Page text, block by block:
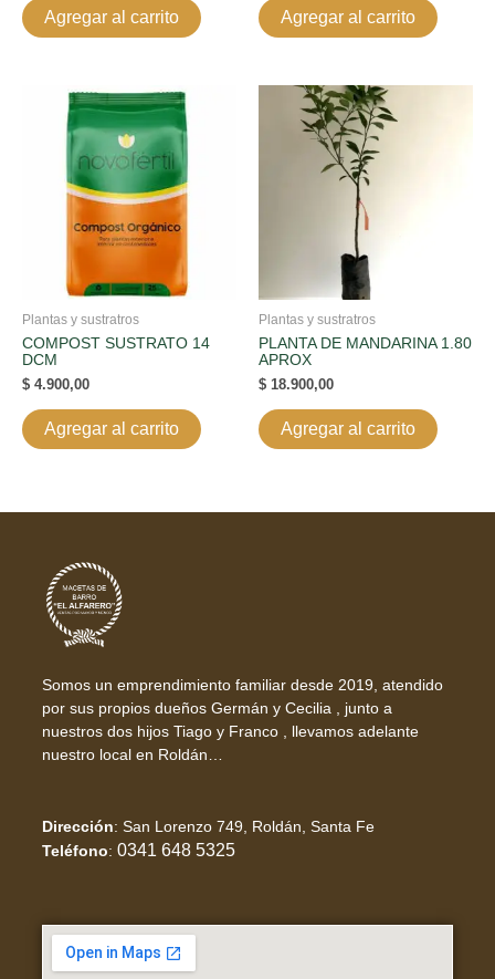
Agregar al carrito Agregar al carrito
Plantas y sustratros
COMPOST SUSTRATO 14
DCM
$ 4.900,00
Agregar al carrito
Plantas y sustratros
PLANTA DE MANDARINA 1.80
APROX
$ 18.900,00
Agregar al carrito
Somos un emprendimiento familiar desde 2019, atendido
por sus propios dueños Germán y Cecilia , junto a
nuestros dos hijos Tiago y Franco , llevamos adelante
nuestro local en Roldán…
Dirección: San Lorenzo 749, Roldán, Santa Fe
Teléfono: 0341 648 5325